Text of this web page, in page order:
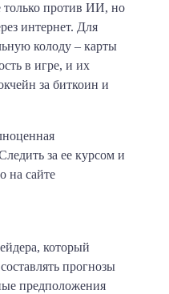
только против ИИ, но
интернет. Для
колоду – карты
в игре, и их
за биткоин и
за ее курсом и
на сайте
который
прогнозы
предположения